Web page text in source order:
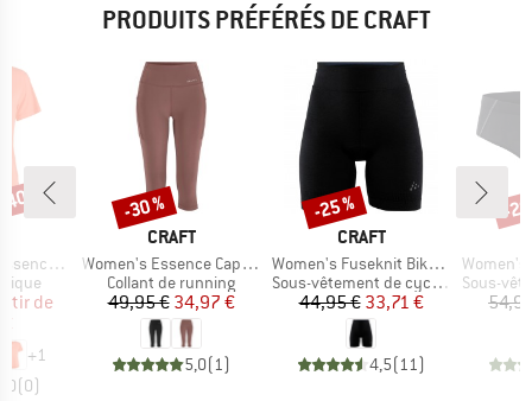
PRODUITS PRÉFÉRÉS DE CRAFT
S Tee 2
réduit
de
+1
(0)
%
MARQUE
CRAFT
Article
Women's Essence Capri 3
Product group
Collant de running
Prix
49,95 €Prix réduit
34,97 €
5,0(1)
Remise
-30 %
MARQUE
CRAFT
Article
Women's Fuseknit Bike Boxer
Product group
Sous-vêtement de cyclisme
Prix
44,95 €Prix réduit
33,71 €
4,5(11)
Remise
-25 %
Article
Women's
Product
Sous-
-